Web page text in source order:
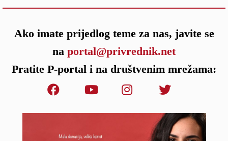
Ako imate prijedlog teme za nas, javite se
na portal@privrednik.net
Pratite P-portal i na društvenim mrežama: